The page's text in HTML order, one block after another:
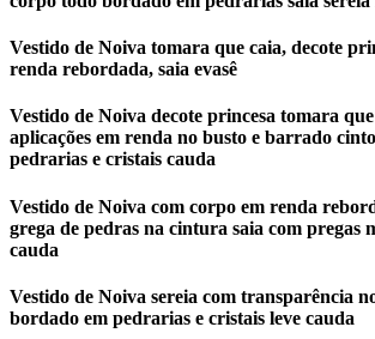
Vestido de Noiva tomara que caia, decote
renda rebordada, saia evasê
Vestido de Noiva decote princesa tomara
aplicações em renda no busto e barrado
pedrarias e cristais cauda
Vestido de Noiva com corpo em renda
grega de pedras na cintura saia com pregas
cauda
Vestido de Noiva sereia com transparência
bordado em pedrarias e cristais leve cauda